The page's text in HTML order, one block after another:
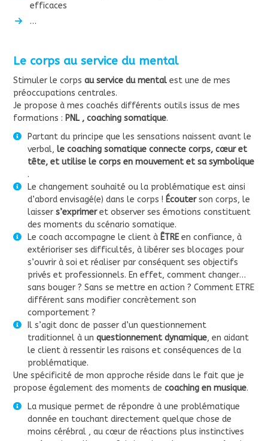
efficaces
…
Le corps au service du mental
Stimuler le corpsau service du mental est une de mes
préoccupations centrales.
Je propose à mes coachés différents outils issus de mes
formations : PNL , coaching somatique.
Partant du principe que les sensations naissent avant le
verbal,le coaching somatique connecte corps, cœur et
tête, et utilise le corps en mouvement et sa symbolique
.
Le changement souhaité ou la problématique est ainsi
d’abord envisagé(e) dans le corps ! Écouterson corps, le
laissers’exprimeret observer ses émotions constituent
des moments du scénario somatique.
Le coach accompagne le client à ÊTREen confiance, à
extérioriser ses difficultés, à libérer ses blocages pour
s’ouvrir à soi et réaliser par conséquent ses objectifs
privés et professionnels. En effet, comment changer…
sans bouger ? Sans se mettre en action ? Comment ETRE
différent sans modifier concrètement son
comportement ?
Il s’agit donc de passer d’un questionnement
traditionnel à unquestionnement dynamique, en aidant
le client à ressentir les raisons et conséquences de la
problématique.
Une spécificité de mon approche réside dans le fait que je
propose également des moments decoaching en musique.
La musique permet de répondre à une problématique
donnée en touchant directement quelque chose de
moins cérébral , au cœur de réactions plus instinctives